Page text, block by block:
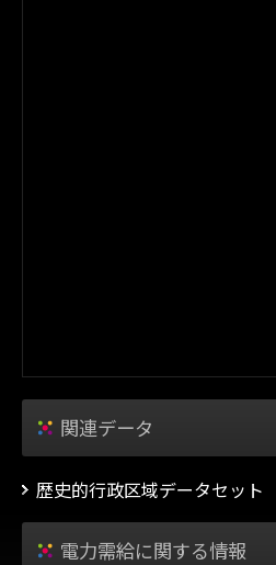
関連データ
歴史的行政区域データセット
電力需給に関する情報